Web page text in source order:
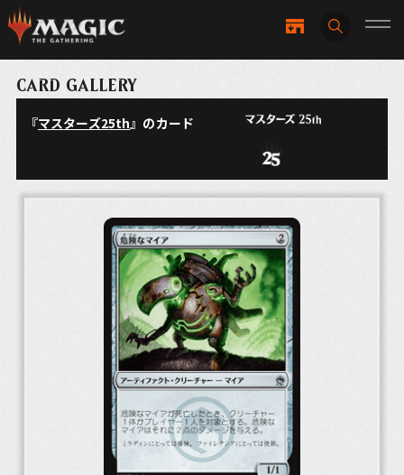
CARD GALLERY
『マスターズ25th』のカード